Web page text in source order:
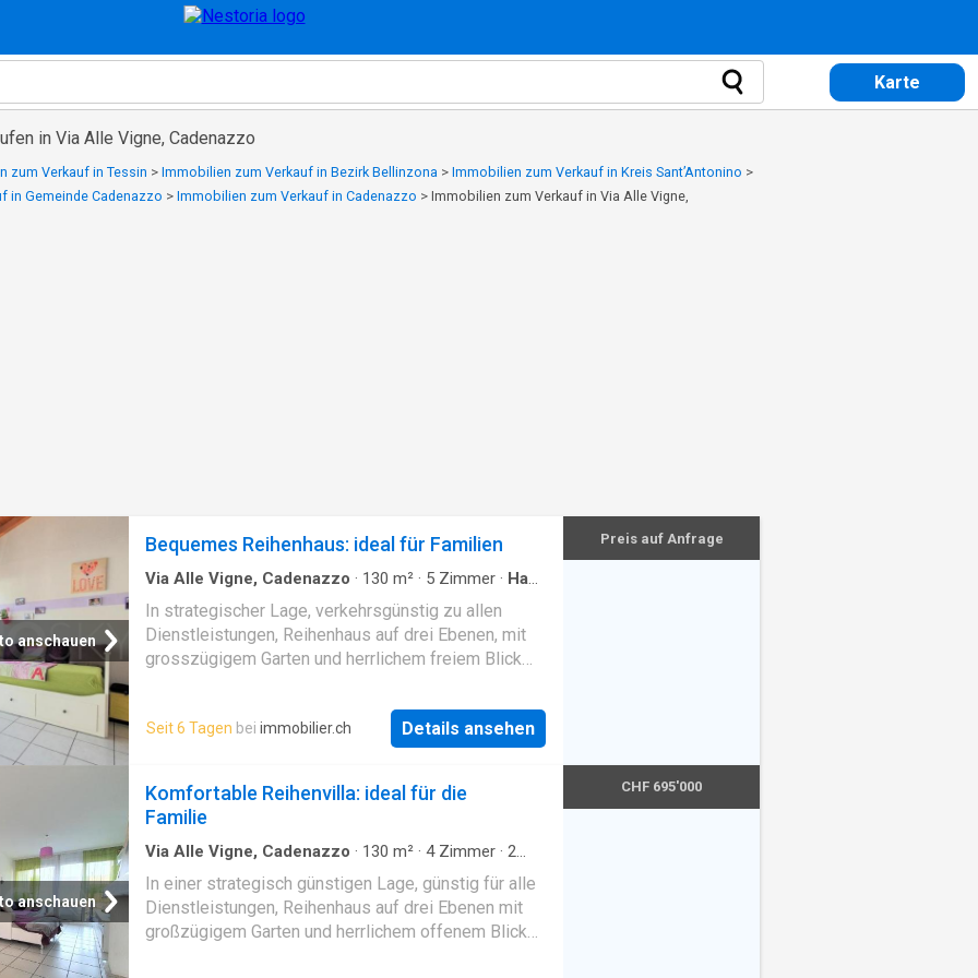
Karte
in Via Alle Vigne, Cadenazzo
zum Verkauf in Tessin > Immobilien zum Verkauf in Bezirk Bellinzona > Immobilien zum Verkauf in Kreis Sant’Antonino >
in Gemeinde Cadenazzo > Immobilien zum Verkauf in Cadenazzo > Immobilien zum Verkauf in Via Alle Vigne,
anschauen
Bequemes Reihenhaus: ideal für Familien
Via Alle Vigne, Cadenazzo · 130 m² · 5 Zimmer · Haus
In strategischer Lage, verkehrsgünstig zu allen
Dienstleistungen, Reihenhaus auf drei Ebenen, mit
grosszügigem Garten und herrlichem freiem Blick
aufgeteilt: Im Erdgeschoss Eingang mit praktischen
Einbauschränken, grosser Keller und Hobbyraum; im
ersten Stock, herrliches Wohnzimmer mit Kamin und
um maximale Privatsphäre zu gewährleisten,
Service-Bad und separate Wohnküche; im zweiten
Stock
Seit 6 Tagen bei immobilier.ch Details ansehen
Preis auf Anfrage
anschauen
Komfortable Reihenvilla: ideal für die
Familie
Via Alle Vigne, Cadenazzo · 130 m² · 4Zimmer · 2
Parkplatz·Kamin
In einer strategisch günstigen Lage, günstig für alle
Dienstleistungen, Reihenhaus auf drei Ebenen mit
großzügigem Garten und herrlichem offenem Blick
CHF 695'000